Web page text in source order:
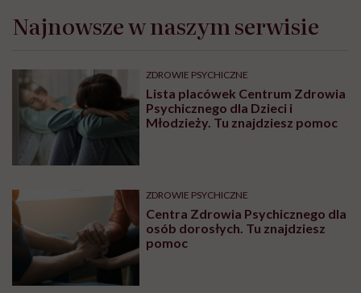
Najnowsze w naszym serwisie
ZDROWIE PSYCHICZNE
Lista placówek Centrum Zdrowia
Psychicznego dla Dzieci i
Młodzieży. Tu znajdziesz pomoc
ZDROWIE PSYCHICZNE
Centra Zdrowia Psychicznego dla
osób dorosłych. Tu znajdziesz
pomoc